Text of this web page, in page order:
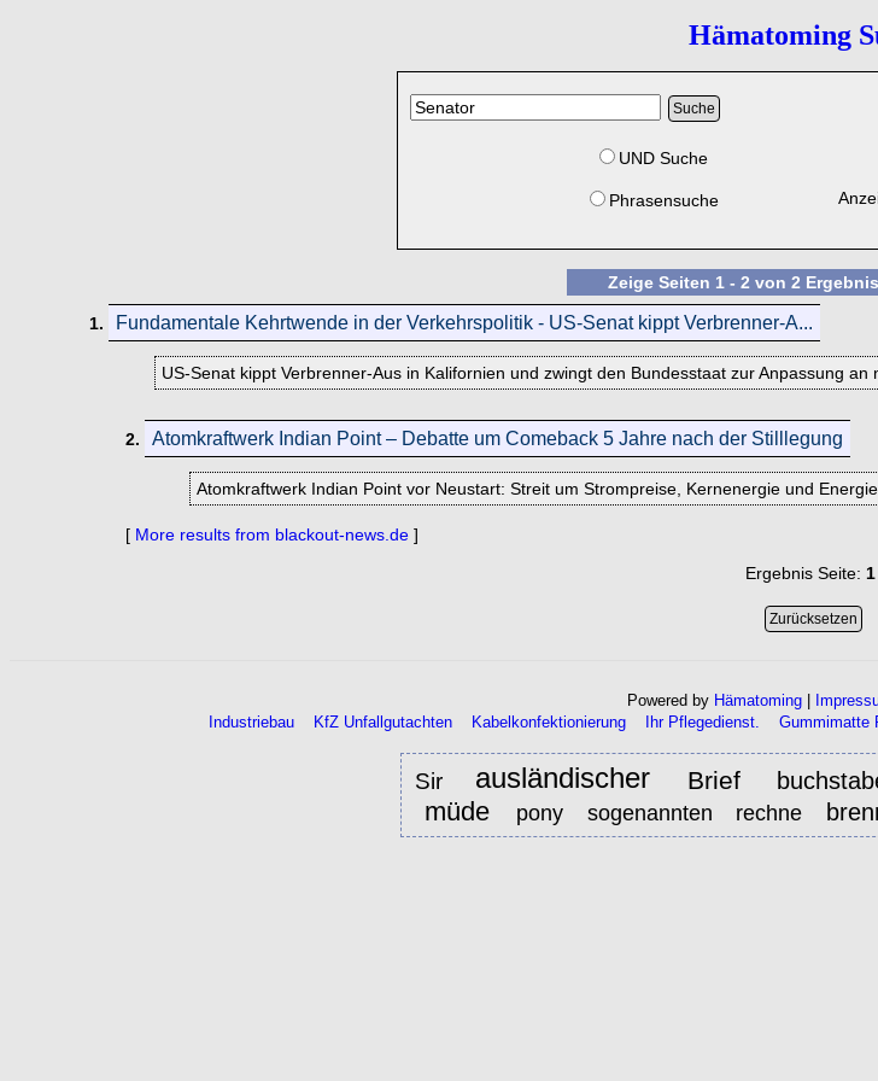
Hämatoming
UND Suche
Phrasensuche
Zeige Seiten 1 - 2 von 2
1. Fundamentale Kehrtwende in der Verkehrspolitik - US-Senat kippt Verbrenner-A...
US-Senat kippt Verbrenner-Aus in Kalifornien und zwingt den Bundesstaat zur Anpassung an
2. Atomkraftwerk Indian Point – Debatte um Comeback 5 Jahre nach der Stilllegung
Atomkraftwerk Indian Point vor Neustart: Streit um Strompreise, Kernenergie und
[ More results from blackout-news.de ]
Ergebnis Seite: 1
Powered by Hämatoming|
Industriebau
KfZ Unfallgutachten Kabelkonfektionierung Ihr Pflegedienst. Gummimatte
Sir ausländischer Brief
müde
pony sogenannten rechne